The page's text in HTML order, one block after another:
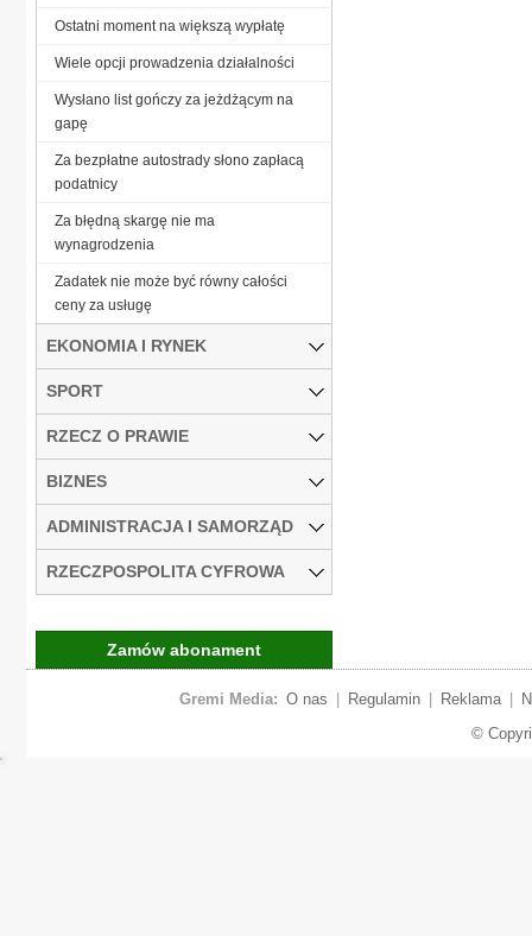
Ostatni moment na większą wypłatę
Wiele opcji prowadzenia działalności
Wysłano list gończy za jeżdżącym na
gapę
Za bezpłatne autostrady słono zapłacą
podatnicy
Za błędną skargę nie ma
wynagrodzenia
Zadatek nie może być równy całości
ceny za usługę
EKONOMIA I RYNEK
SPORT
RZECZ O PRAWIE
BIZNES
ADMINISTRACJA I SAMORZĄD
RZECZPOSPOLITA CYFROWA
Zamów abonament
Gremi Media: O nas Regulamin Reklama
©